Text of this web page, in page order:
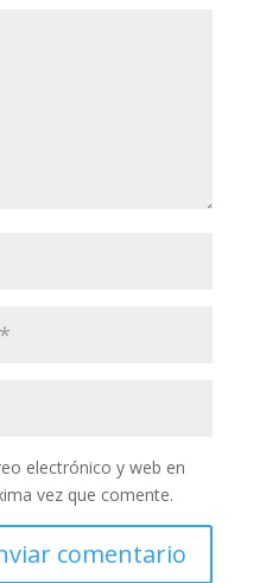
electrónico y web en
vez que comente.